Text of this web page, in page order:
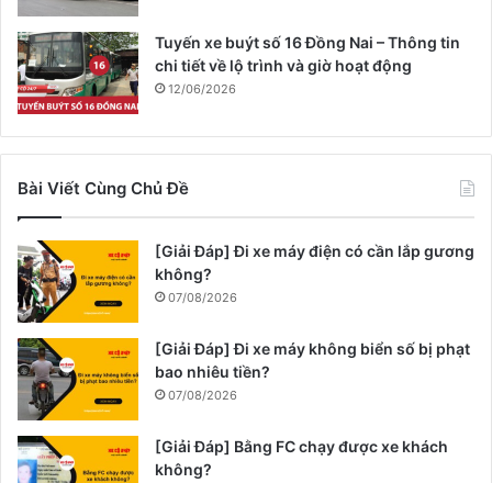
Tuyến xe buýt số 16 Đồng Nai – Thông tin
chi tiết về lộ trình và giờ hoạt động
12/06/2026
Bài Viết Cùng Chủ Đề
[Giải Đáp] Đi xe máy điện có cần lắp gương
không?
07/08/2026
[Giải Đáp] Đi xe máy không biển số bị phạt
bao nhiêu tiền?
07/08/2026
[Giải Đáp] Bằng FC chạy được xe khách
không?